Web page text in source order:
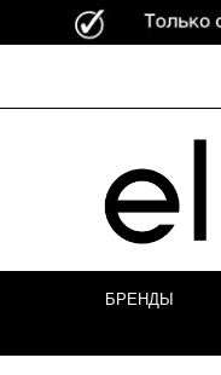
БРЕНДЫ